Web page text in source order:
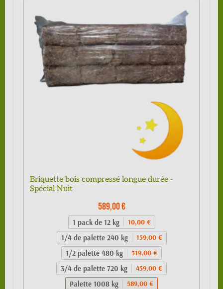
Briquette bois compressé longue durée -
Spécial Nuit
589,00 €
1 pack de 12 kg 10,00 €
1/4 de palette 240 kg 159,00 €
1/2 palette 480 kg 319,00 €
3/4 de palette 720 kg 459,00 €
Palette 1008 kg 589,00 €